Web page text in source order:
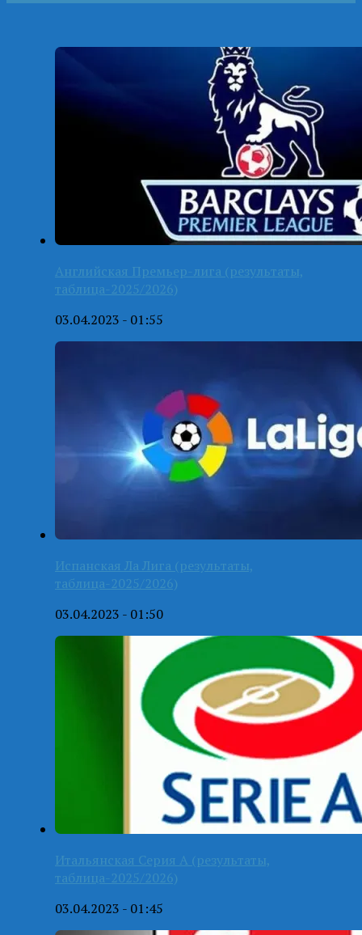
Английская Премьер-лига (результаты,
таблица-2025/2026)
03.04.2023 - 01:55
Испанская Ла Лига (результаты,
таблица-2025/2026)
03.04.2023 - 01:50
Итальянская Серия А (результаты,
таблица-2025/2026)
03.04.2023 - 01:45